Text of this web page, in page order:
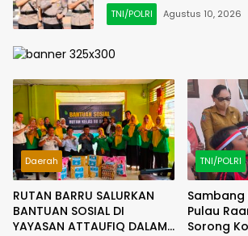
TNI/POLRI Agustus 10, 2026
Daerah
RUTAN BARRU SALURKAN
BANTUAN SOSIAL DI
YAYASAN ATTAUFIQ DALAM
TNI/POLRI
Sambang
Pulau
Sorong